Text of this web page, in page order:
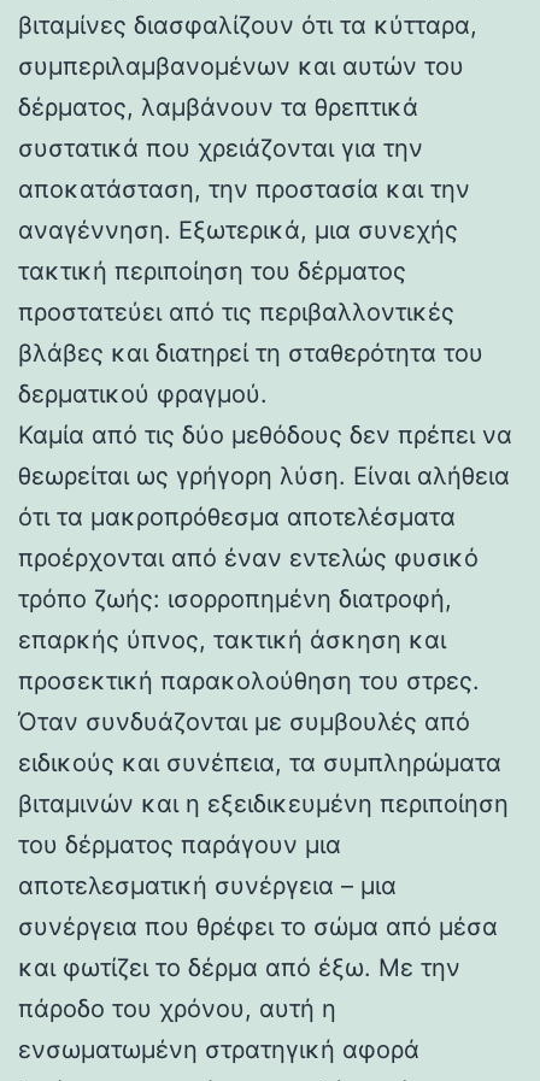
βιταμίνες διασφαλίζουν ότι τα κύτταρα,
συμπεριλαμβανομένων και αυτών του
δέρματος, λαμβάνουν τα θρεπτικά
συστατικά που χρειάζονται για την
αποκατάσταση, την προστασία και την
αναγέννηση. Εξωτερικά, μια συνεχής
τακτική περιποίηση του δέρματος
προστατεύει από τις περιβαλλοντικές
βλάβες και διατηρεί τη σταθερότητα του
δερματικού φραγμού.
Καμία από τις δύο μεθόδους δεν πρέπει να
θεωρείται ως γρήγορη λύση. Είναι αλήθεια
ότι τα μακροπρόθεσμα αποτελέσματα
προέρχονται από έναν εντελώς φυσικό
τρόπο ζωής: ισορροπημένη διατροφή,
επαρκής ύπνος, τακτική άσκηση και
προσεκτική παρακολούθηση του στρες.
Όταν συνδυάζονται με συμβουλές από
ειδικούς και συνέπεια, τα συμπληρώματα
βιταμινών και η εξειδικευμένη περιποίηση
του δέρματος παράγουν μια
αποτελεσματική συνέργεια – μια
συνέργεια που θρέφει το σώμα από μέσα
και φωτίζει το δέρμα από έξω. Με την
πάροδο του χρόνου, αυτή η
ενσωματωμένη στρατηγική αφορά